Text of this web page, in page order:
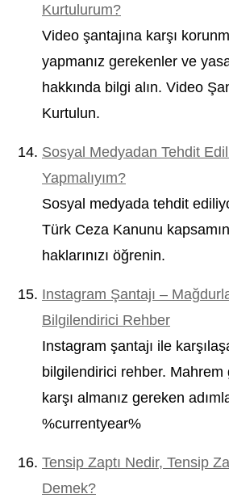
Kurtulurum?
Video şantajına karşı
yapmanız gerekenler ve
hakkında bilgi alın. Video
Kurtulun.
Sosyal Medyadan Tehdit
Yapmalıyım?
Sosyal medyada tehdit
Türk Ceza Kanunu
haklarınızı öğrenin.
Instagram Şantajı –
Bilgilendirici Rehber
Instagram şantajı ile
bilgilendirici rehber. Mahrem
karşı almanız gereken
%currentyear%
Tensip Zaptı Nedir, Tensip
Demek?